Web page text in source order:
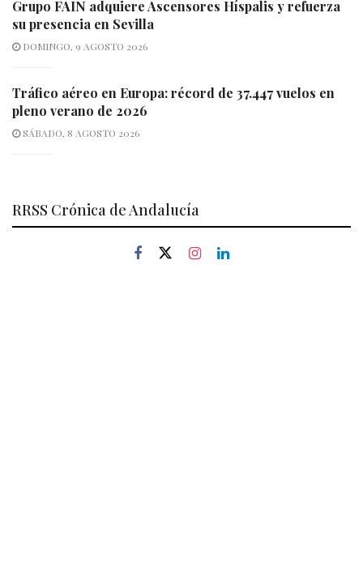
Grupo FAIN adquiere Ascensores Híspalis y refuerza
su presencia en Sevilla
DOMINGO, 9 AGOSTO 2026
Tráfico aéreo en Europa: récord de 37.447 vuelos en
pleno verano de 2026
SÁBADO, 8 AGOSTO 2026
RRSS Crónica de Andalucía